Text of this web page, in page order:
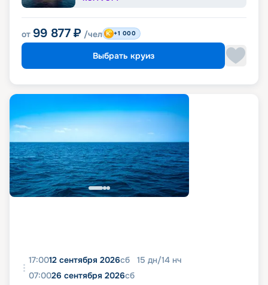
от 99 877 ₽ /чел +1 000
Выбрать круиз
17:0012 сентября 2026сб 15 дн/14 нч
07:0026 сентября 2026сб